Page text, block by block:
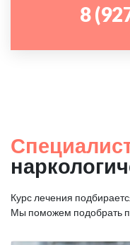
8
Курс лечения
Мы поможем подобрать